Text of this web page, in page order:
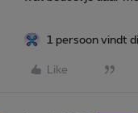
1 persoon vindt
Like